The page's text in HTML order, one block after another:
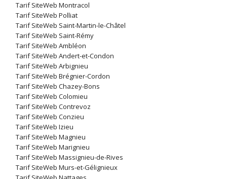
Tarif SiteWeb Montracol
Tarif SiteWeb Polliat
Tarif SiteWeb Saint-Martin-le-Châtel
Tarif SiteWeb Saint-Rémy
Tarif SiteWeb Ambléon
Tarif SiteWeb Andert-et-Condon
Tarif SiteWeb Arbignieu
Tarif SiteWeb Brégnier-Cordon
Tarif SiteWeb Chazey-Bons
Tarif SiteWeb Colomieu
Tarif SiteWeb Contrevoz
Tarif SiteWeb Conzieu
Tarif SiteWeb Izieu
Tarif SiteWeb Magnieu
Tarif SiteWeb Marignieu
Tarif SiteWeb Massignieu-de-Rives
Tarif SiteWeb Murs-et-Gélignieux